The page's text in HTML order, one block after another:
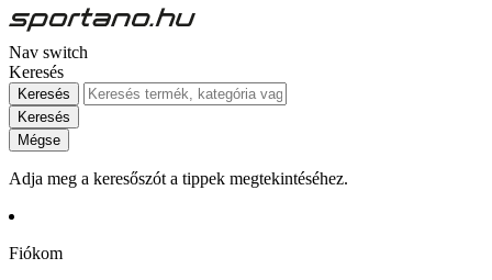
Nav switch
Keresés
Keresés
Keresés
Mégse
Adja meg a keresőszót a tippek megtekintéséhez.
Fiókom